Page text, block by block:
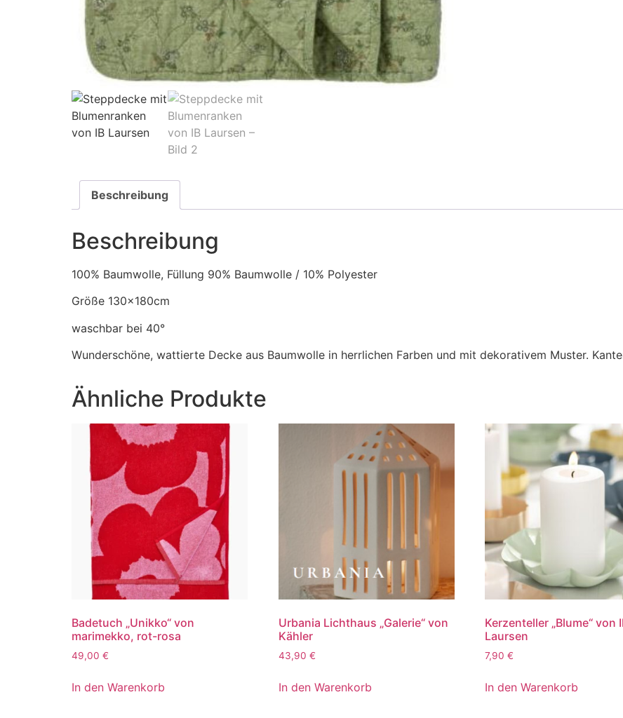
Beschreibung
Beschreibung
100% Baumwolle, Füllung 90% Baumwolle / 10% Polyester
Größe 130x180cm
waschbar bei 40°
Wunderschöne, wattierte Decke aus Baumwolle in herrlichen Farben und mit dekorativem Muster.
Ähnliche Produkte
Badetuch „Unikko“ von
marimekko, rot-rosa
49,00 €
In den Warenkorb
Urbania Lichthaus „Galerie“ von
Kähler
43,90 €
In den Warenkorb
Kerzenteller „Blume“ von
Laursen
7,90€
In den Warenkorb